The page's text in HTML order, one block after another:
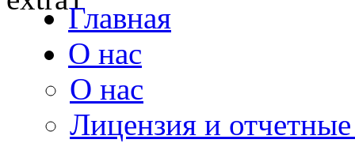
Главная
О нас
О нас
Лицензия и